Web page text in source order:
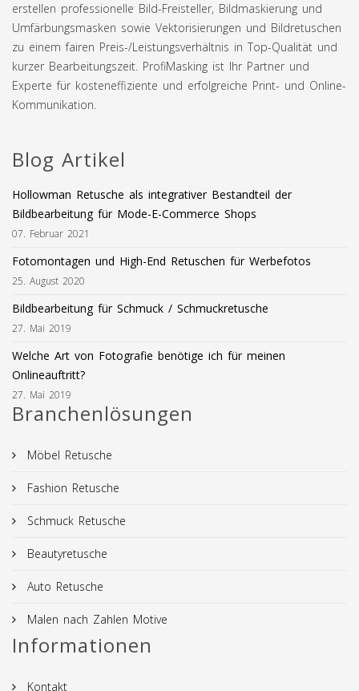
erstellen professionelle Bild-Freisteller, Bildmaskierung und
Umfärbungsmasken sowie Vektorisierungen und Bildretuschen
zu einem fairen Preis-/Leistungsverhältnis in Top-Qualität und
kurzer Bearbeitungszeit. ProfiMasking ist Ihr Partner und
Experte für kosteneffiziente und erfolgreiche Print- und Online-
Kommunikation.
Blog Artikel
Hollowman Retusche als integrativer Bestandteil der
Bildbearbeitung für Mode-E-Commerce Shops
07. Februar 2021
Fotomontagen und High-End Retuschen für Werbefotos
25. August 2020
Bildbearbeitung für Schmuck / Schmuckretusche
27. Mai 2019
Welche Art von Fotografie benötige ich für meinen
Onlineauftritt?
27. Mai 2019
Branchenlösungen
Möbel Retusche
Fashion Retusche
Schmuck Retusche
Beautyretusche
Auto Retusche
Malen nach Zahlen Motive
Informationen
Kontakt